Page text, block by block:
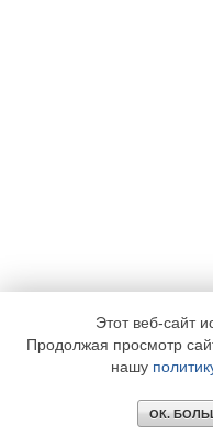
Этот веб-сайт
Продолжая просмотр
нашу
ОК.